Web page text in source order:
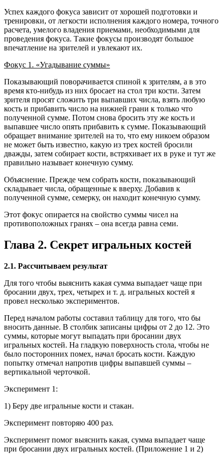
Успех каждого фокуса зависит от хорошей подготовки и
тренировки, от легкости исполнения каждого номера, точного
расчета, умелого владения приемами, необходимыми для
проведения фокуса. Такие фокусы производят большое
впечатление на зрителей и увлекают их.
Фокус 1. «Угадывание суммы»
Показывающий поворачивается спиной к зрителям, а в это
время кто-нибудь из них бросает на стол три кости. Затем
зрителя просят сложить три выпавших числа, взять любую
кость и прибавить число на нижней грани к только что
полученной сумме. Потом снова бросить эту же кость и
выпавшее число опять прибавить к сумме. Показывающий
обращает внимание зрителей на то, что ему никоем образом
не может быть известно, какую из трех костей бросили
дважды, затем собирает кости, встряхивает их в руке и тут же
правильно называет конечную сумму.
Объяснение. Прежде чем собрать кости, показывающий
складывает числа, обращенные к вверху. Добавив к
полученной сумме, семерку, он находит конечную сумму.
Этот фокус опирается на свойство суммы чисел на
противоположных гранях – она всегда равна семи.
Глава 2. Секрет игральных костей
2.1. Рассчитываем результат
Для того чтобы выяснить какая сумма выпадает чаще при
бросании двух, трех, четырех и т. д. игральных костей я
провел несколько экспериментов.
Перед началом работы составил таблицу для того, что бы
вносить данные. В столбик записаны цифры от 2 до 12. Это
суммы, которые могут выпадать при бросании двух
игральных костей. На гладкую поверхность стола, чтобы не
было посторонних помех, начал бросать кости. Каждую
попытку отмечал напротив цифры выпавшей суммы –
вертикальной черточкой.
Эксперимент 1:
1) Беру две игральные кости и стакан.
Эксперимент повторяю 400 раз.
Эксперимент помог выяснить какая, сумма выпадает чаще
при бросании двух игральных костей. (Приложение 1 и 2)